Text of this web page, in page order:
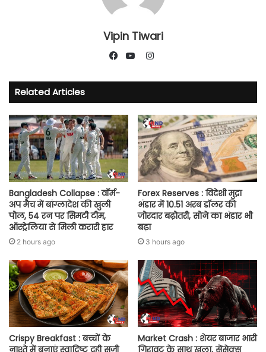
Vipin Tiwari
Instagram
Related Articles
Bangladesh Collapse : वॉर्म-
अप मैच में बांग्लादेश की खुली
पोल, 54 रन पर सिमटी टीम,
ऑस्ट्रेलिया से मिली करारी हार
2 hours ago
Forex Reserves : विदेशी मुद्रा
भंडार में 10.51 अरब डॉलर की
जोरदार बढ़ोतरी, सोने का भंडार भी
बढ़ा
3 hours ago
Crispy Breakfast : बच्चों के
Market Crash : शेयर बाजार भारी